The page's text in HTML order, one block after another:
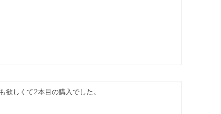
しくて2本目の購入でした。